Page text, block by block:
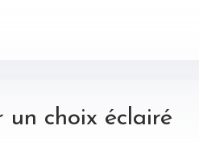
choix éclairé